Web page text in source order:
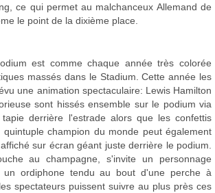
ce qui permet au malchanceux Allemand de
le point de la dixième place.
est comme chaque année très colorée
massés dans le Stadium. Cette année les
une animation spectaculaire: Lewis Hamilton
sont hissés ensemble sur le podium via
derrière l'estrade alors que les confettis
champion du monde peut également
sur écran géant juste derrière le podium.
au champagne, s'invite un personnage
un ordiphone tendu au bout d'une perche à
spectateurs puissent suivre au plus près ces